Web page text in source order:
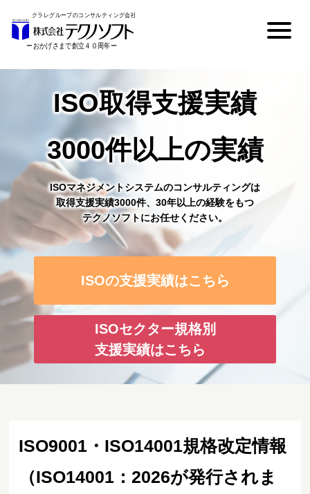
ISO取得支援実績
3000件以上の実績
ISOマネジメントシステムのコンサルティングは
取得支援実績3000件、30年以上の経験をもつ
テクノソフトにお任せください。
ISOの支援実績はこちら
ISOセクター規格別
支援実績はこちら
ISO9001・ISO14001規格改定情報
（ISO14001：2026が発行されま